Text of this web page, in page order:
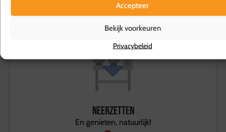
Accepteer
Bekijk voorkeuren
Privacybeleid
Bezorging
We bezorgen aan de deur
Neerzetten
En genieten, natuurlijk!